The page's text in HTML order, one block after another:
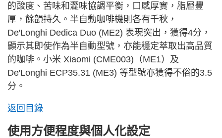
的酸度、苦味和澀味協調平衡，口感厚實，脂層豐
厚，餘韻持久。半自動咖啡機則各有千秋，
De'Longhi Dedica Duo (ME2) 表現突出，獲得4分，
顯示其即使作為半自動型號，亦能穩定萃取出高品質
的咖啡。小米 Xiaomi (CME003)（ME1）及
De'Longhi ECP35.31 (ME3) 等型號亦獲得不俗的3.5
分。
返回目錄
使用方便程度與個人化設定